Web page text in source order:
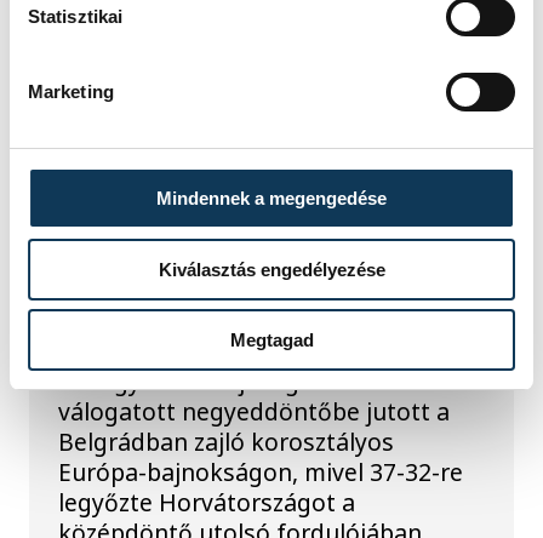
Statisztikai
Marketing
Mindennek a megengedése
Kiválasztás engedélyezése
Megtagad
KÉZILABDA
Férfi kézilabda ifjúsági
Eb: a horvátok
legyőzésével
negyeddöntős a magyar
válogatott
A magyar férfi ifjúsági kézilabda-
válogatott negyeddöntőbe jutott a
Belgrádban zajló korosztályos
Európa-bajnokságon, mivel 37-32-re
legyőzte Horvátországot a